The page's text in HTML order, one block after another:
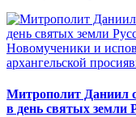
Новомученики и
архангельской
Митрополит Даниил
в день святых земли